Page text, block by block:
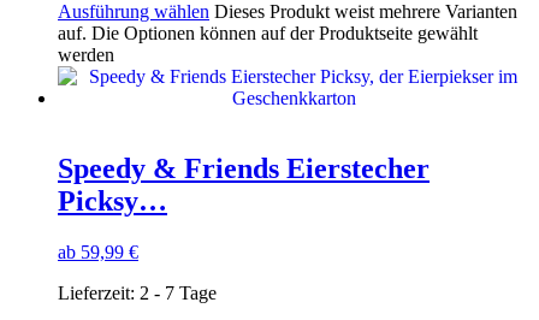
Ausführung wählen Dieses Produkt weist mehrere Varianten
auf. Die Optionen können auf der Produktseite gewählt
werden
Speedy & Friends Eierstecher
Picksy…
ab 59,99 €
Lieferzeit: 2 - 7 Tage